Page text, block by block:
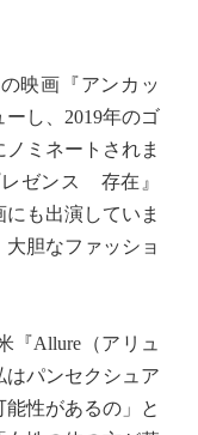
映画『アンカッ
ーし、2019年のゴ
ミネートされま
ゼンス 存在』
にも出演していま
胆なファッショ
Allure（アリュ
はパンセクシュア
性があるの」と